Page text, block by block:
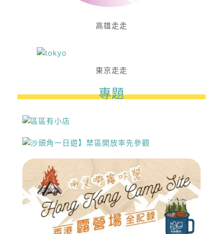
高雄走走
東京走走
專題